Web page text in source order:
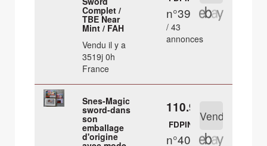
Complet /
TBE Near
Mint / FAH
Vendu il y a
3519j 0h
France
n°39
/ 43
annonces
Snes-Magic
sword-dans
son
emballage
d'origine
110.9 €
FDPIN
n°40